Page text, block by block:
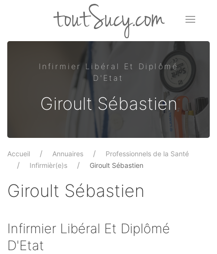
toutSucy.com
Infirmier Libéral Et Diplômé
D'Etat
Giroult Sébastien
Accueil Annuaires
Professionnels de la Santé
Infirmièr(e)s
Giroult Sébastien
Giroult Sébastien
Infirmier Libéral Et Diplômé
D'Etat